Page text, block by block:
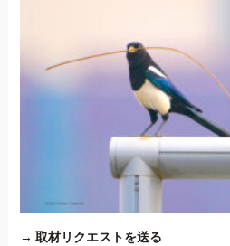
→ 取材リクエストを送る